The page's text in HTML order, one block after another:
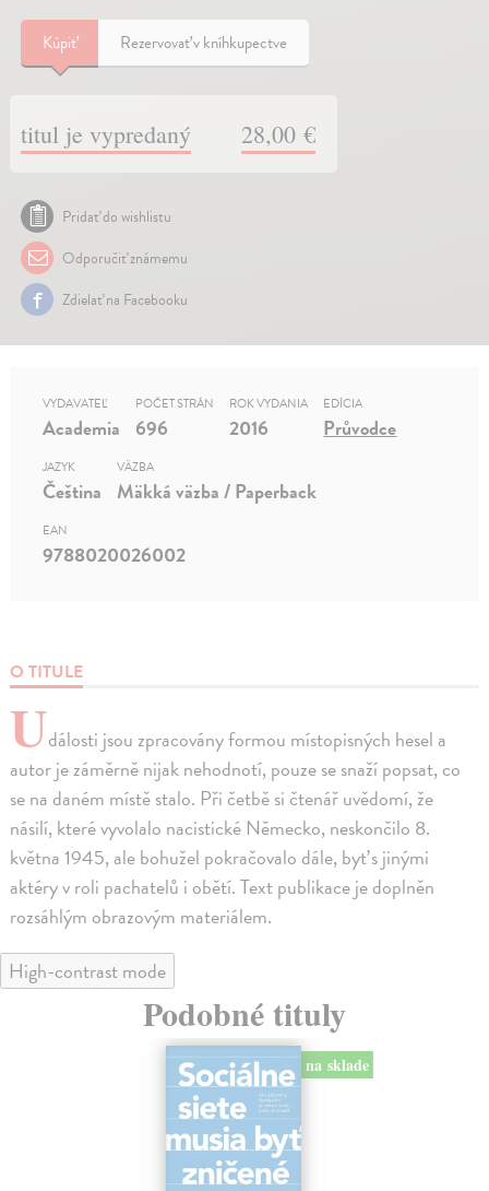
Kúpiť Rezervovať v kníhkupectve
titul je vypredaný 28,00 €
Pridať do wishlistu
Odporučiť známemu
Zdielať na Facebooku
O TITULE
Události jsou zpracovány formou místopisných hesel a
autor je záměrně nijak nehodnotí, pouze se snaží popsat, co
se na daném místě stalo. Při četbě si čtenář uvědomí, že
násilí, které vyvolalo nacistické Německo, neskončilo 8.
května 1945, ale bohužel pokračovalo dále, byť s jinými
aktéry v roli pachatelů i obětí. Text publikace je doplněn
rozsáhlým obrazovým materiálem.
VYDAVATEĽ
Academia
POČET STRÁN
696
ROK VYDANIA
2016
EDÍCIA
Průvodce
JAZYK
Čeština
VÄZBA
Mäkká väzba / Paperback
EAN
9788020026002
High-contrast mode
Podobné tituly
na sklade